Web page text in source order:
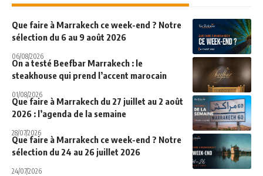
Que faire à Marrakech ce week-end ? Notre
sélection du 6 au 9 août 2026
06/08/2026
On a testé Beefbar Marrakech : le
steakhouse qui prend l’accent marocain
01/08/2026
Que faire à Marrakech du 27 juillet au 2 août
2026 : l’agenda de la semaine
28/07/2026
Que faire à Marrakech ce week-end ? Notre
sélection du 24 au 26 juillet 2026
24/07/2026